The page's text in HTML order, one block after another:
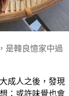
是韓良憶家中過
成人之後，發現
：或許味覺也會